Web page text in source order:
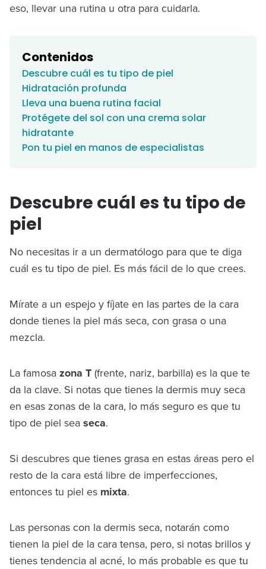
eso, llevar una rutina u otra para cuidarla.
Contenidos
Descubre cuál es tu tipo de piel
Hidratación profunda
Lleva una buena rutina facial
Protégete del sol con una crema solar
hidratante
Pon tu piel en manos de especialistas
Descubre cuál es tu tipo de
piel
No necesitas ir a un dermatólogo para que te diga
cuál es tu tipo de piel. Es más fácil de lo que crees.
Mírate a un espejo y fíjate en las partes de la cara
donde tienes la piel más seca, con grasa o una
mezcla.
La famosa zona T (frente, nariz, barbilla) es la que te
da la clave. Si notas que tienes la dermis muy seca
en esas zonas de la cara, lo más seguro es que tu
tipo de piel sea seca.
Si descubres que tienes grasa en estas áreas pero el
resto de la cara está libre de imperfecciones,
entonces tu piel es mixta.
Las personas con la dermis seca, notarán como
tienen la piel de la cara tensa, pero, si notas brillos y
tienes tendencia al acné, lo más probable es que tu